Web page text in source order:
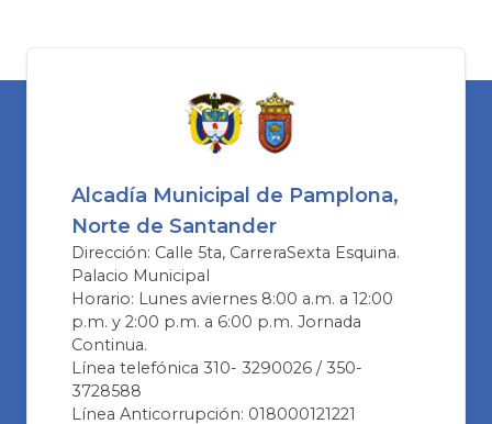
Alcadía Municipal de Pamplona,
Norte de Santander
Dirección: Calle 5ta, CarreraSexta Esquina.
Palacio Municipal
Horario: Lunes aviernes 8:00 a.m. a 12:00
p.m. y 2:00 p.m. a 6:00 p.m. Jornada
Continua.
Línea telefónica 310- 3290026 / 350-
3728588
Línea Anticorrupción: 018000121221